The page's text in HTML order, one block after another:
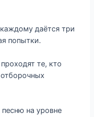
даётся три
попытки.
те, кто
на уровне